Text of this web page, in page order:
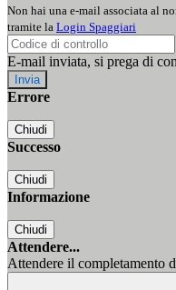
Non hai una e-mail associata al
tramite la Login Spaggiari
E-mail inviata, si prega di
Errore
Chiudi
Successo
Chiudi
Informazione
Chiudi
Attendere...
Attendere il completamento